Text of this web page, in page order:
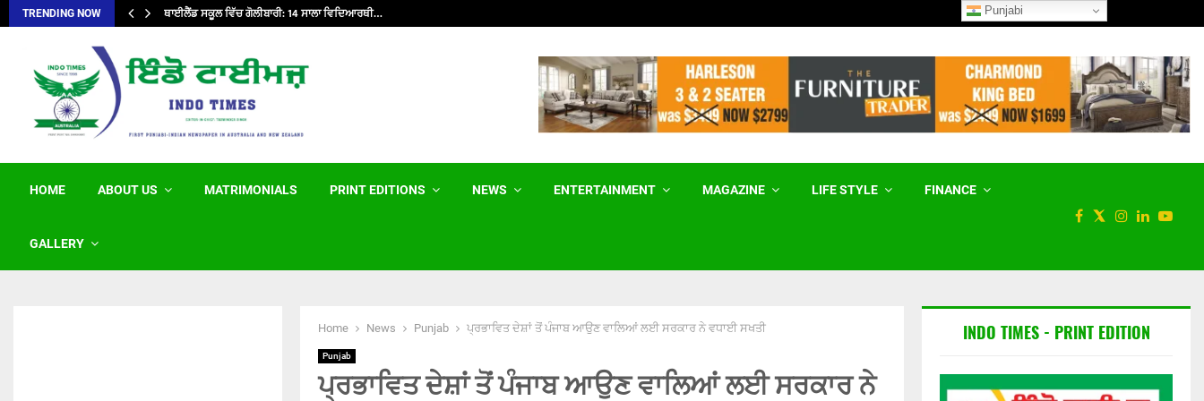
TRENDING NOW ਥਾਈਲੈਂਡ ਸਕੂਲ ਵਿੱਚ ਗੋਲੀਬਾਰੀ: 14 ਸਾਲਾ ਵਿਦਿਆਰਥੀ… ਮੇਟਾ ਨੂੰ ਅਮਰੀਕੀ ਅਦਾਲਤ ਨੇ 567
HOME ABOUT US MATRIMONIALS PRINT EDITIONS NEWS ENTERTAINMENT MAGAZINE LIFE STYLE FINANCE
GALLERY
Home News Punjab ਪ੍ਰਭਾਵਿਤ ਦੇਸ਼ਾਂ ਤੋਂ ਪੰਜਾਬ ਆਉਣ ਵਾਲਿਆਂ ਲਈ ਸਰਕਾਰ ਨੇ ਵਧਾਈ ਸਖਤੀ
Punjab
ਪ੍ਰਭਾਵਿਤ ਦੇਸ਼ਾਂ ਤੋਂ ਪੰਜਾਬ ਆਉਣ ਵਾਲਿਆਂ ਲਈ ਸਰਕਾਰ ਨੇ
INDO TIMES - PRINT EDITION
Punjabi